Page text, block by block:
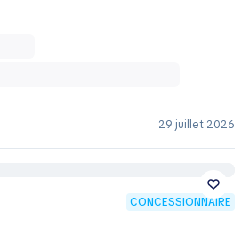
29 juillet 2026
CONCESSIONNAIRE